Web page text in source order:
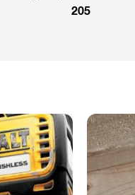
205